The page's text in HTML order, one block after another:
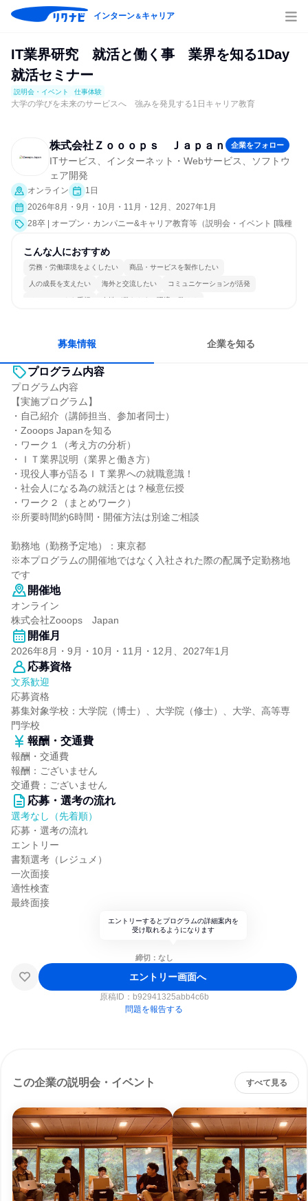
インターン＆キャリア
IT業界研究 就活と働く事 業界を知る1Day
就活セミナー
説明会・イベント 仕事体験
大学の学びを未来のサービスへ 強みを発見する1日キャリア教育
株式会社Ｚｏｏｏｐｓ Ｊａｐａｎ 企業をフォロー
ITサービス、インターネット・Webサービス、ソフトウ
ェア開発
オンライン
1日
2026年8月・9月・10月・11月・12月、2027年1月
28卒 | オープン・カンパニー&キャリア教育等（説明会・イベント [職種
業界研究]、仕事体験）
こんな人におすすめ
労務・労働環境をよくしたい 商品・サービスを製作したい
人の成長を支えたい 海外と交流したい コミュニケーションが活発
チームワークを重視 女性が働きやすい環境で働ける
募集情報 企業を知る
プログラム内容
プログラム内容
【実施プログラム】
・自己紹介（講師担当、参加者同士）
・Zooops Japanを知る
・ワーク１（考え方の分析）
・ＩＴ業界説明（業界と働き方）
・現役人事が語るＩＴ業界への就職意識！
・社会人になる為の就活とは？極意伝授
・ワーク２（まとめワーク）
※所要時間約6時間・開催方法は別途ご相談
勤務地（勤務予定地）：東京都
※本プログラムの開催地ではなく入社された際の配属予定勤務地
です
開催地
オンライン
株式会社Zooops Japan
開催月
2026年8月・9月・10月・11月・12月、2027年1月
応募資格
文系歓迎
応募資格
募集対象学校：大学院（博士）、大学院（修士）、大学、高等専
門学校
報酬・交通費
報酬・交通費
報酬：ございません
交通費：ございません
応募・選考の流れ
選考なし（先着順）
応募・選考の流れ
エントリー
書類選考（レジュメ）
一次面接
適性検査
最終面接
エントリーするとプログラムの詳細案内を
受け取れるようになります
締切：なし
エントリー画面へ
原稿ID： b92941325abb4c6b
問題を報告する
この企業の説明会・イベント すべて見る